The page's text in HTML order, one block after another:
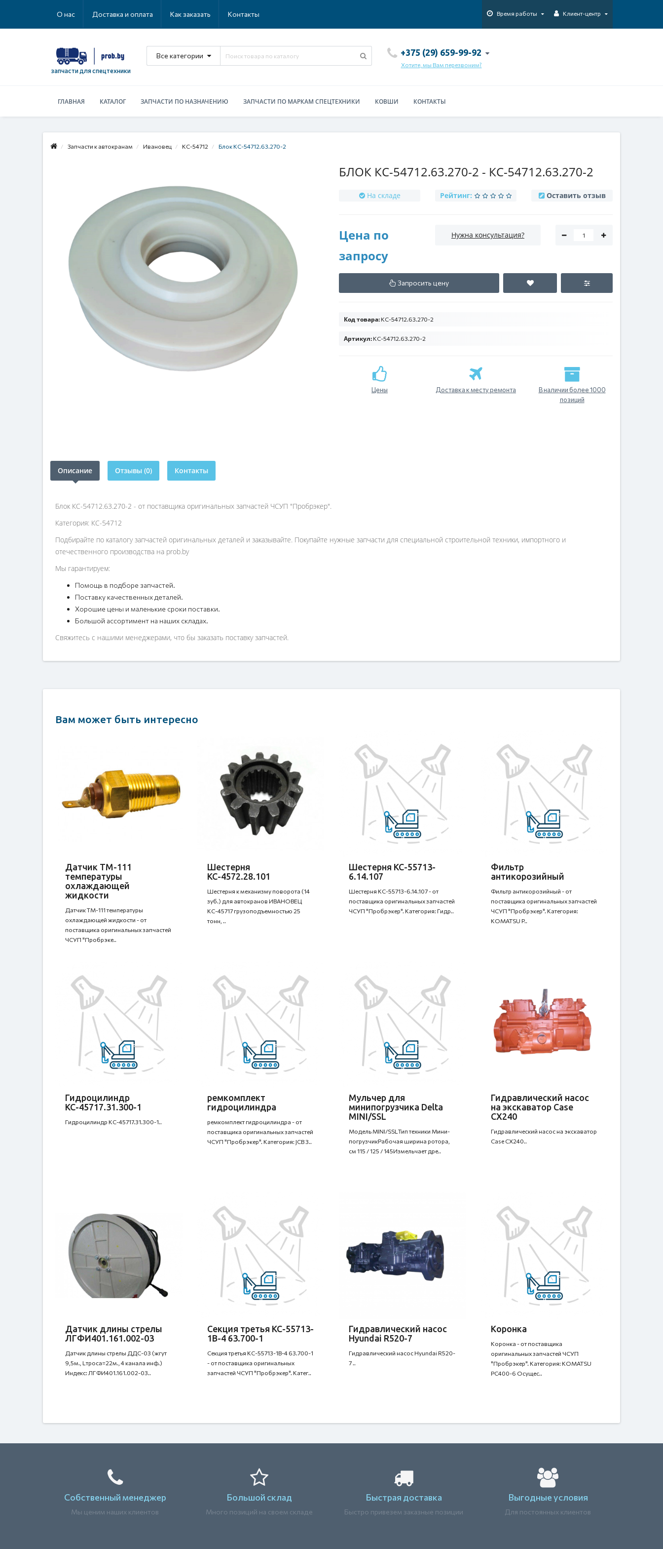
О нас Доставка и оплата Как заказать Контакты Время работы Клиент-центр
запчасти для спецтехники
Все категории +375 (29) 659-99-92
Хотите, мы Вам перезвоним?
ГЛАВНАЯ КАТАЛОГ ЗАПЧАСТИ ПО НАЗНАЧЕНИЮ ЗАПЧАСТИ ПО МАРКАМ СПЕЦТЕХНИКИ КОВШИ КОНТАКТЫ
Запчасти к автокранам Ивановец КС-54712 Блок КС-54712.63.270-2
БЛОК КС-54712.63.270-2 - КС-54712.63.270-2
На складе Рейтинг: Оставить отзыв
Цена по
запросу
Нужна консультация?
Запросить цену
Код товара: КС-54712.63.270-2
Артикул: КС-54712.63.270-2
Цены Доставка к месту ремонта
В наличии более 1000
позиций
Описание Отзывы (0) Контакты
Блок КС-54712.63.270-2 - от поставщика оригинальных запчастей ЧСУП "Пробрэкер".
Категория: КС-54712
Подбирайте по каталогу запчастей оригинальных деталей и заказывайте. Покупайте нужные запчасти для специальной строительной техники, импортного и
отечественного производства на prob.by
Мы гарантируем:
Помощь в подборе запчастей.
Поставку качественных деталей.
Хорошие цены и маленькие сроки поставки.
Большой ассортимент на наших складах.
Свяжитесь с нашими менеджерами, что бы заказать поставку запчастей.
Вам может быть интересно
Датчик ТМ-111
температуры
охлаждающей
жидкости
Датчик ТМ-111 температуры
охлаждающей жидкости - от
поставщика оригинальных запчастей
ЧСУП "Пробрэке..
Шестерня
КС-4572.28.101
Шестерня к механизму поворота (14
зуб.) для автокранов ИВАНОВЕЦ
КС-45717 грузоподъемностью 25
тонн, ..
Шестерня КС-55713-
6.14.107
Шестерня КС-55713-6.14.107 - от
поставщика оригинальных запчастей
ЧСУП "Пробрэкер". Категория: Гидр..
Фильтр
антикорозийный
Фильтр антикорозийный - от
поставщика оригинальных запчастей
ЧСУП "Пробрэкер". Категория:
KOMATSU P..
Гидроцилиндр
КС-45717.31.300-1
Гидроцилиндр КС-45717.31.300-1..
ремкомплект
гидроцилиндра
ремкомплект гидроцилиндра - от
поставщика оригинальных запчастей
ЧСУП "Пробрэкер". Категория: JCB 3..
Мульчер для
минипогрузчика Delta
MINI/SSL
Модель MINI/SSLТип техники Мини-
погрузчикРабочая ширина ротора,
см 115 / 125 / 145Измельчает дре..
Гидравлический насос
на экскаватор Case
CX240
Гидравлический насос на экскаватор
Case CX240..
Датчик длины стрелы
ЛГФИ401.161.002-03
Датчик длины стрелы ДДС-03 (жгут
9,5м., Lтроса=22м., 4 канала инф.)
Индекс: ЛГФИ401.161.002-03..
Секция третья КС-55713-
1В-4 63.700-1
Секция третья КС-55713-1В-4 63.700-1
- от поставщика оригинальных
запчастей ЧСУП "Пробрэкер". Катег..
Гидравлический насос
Hyundai R520-7
Гидравлический насос Hyundai R520-
7 ..
Коронка
Коронка - от поставщика
оригинальных запчастей ЧСУП
"Пробрэкер". Категория: KOMATSU
PC400-6 Осущес..
Собственный менеджер
Мы ценим наших клиентов
Большой склад
Много позиций на своем складе
Быстрая доставка
Быстро привезем заказные позиции
Выгодные условия
Для постоянных клиентов